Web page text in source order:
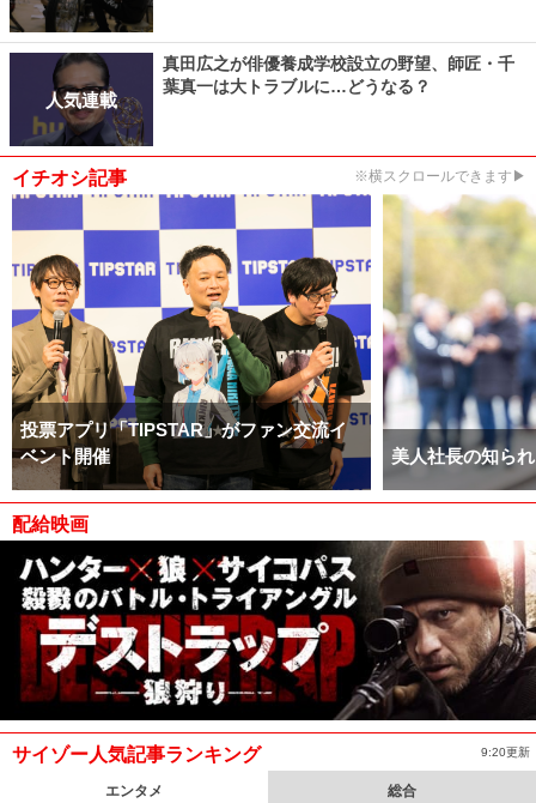
人気連載
真田広之が俳優養成学校設立の野望、師匠・千
葉真一は大トラブルに…どうなる？
イチオシ記事 ※横スクロールできます▶
投票アプリ「TIPSTAR」がファン交流イ
ベント開催
美人社長の知ら
配給映画
サイゾー人気記事ランキング 9:20更新
エンタメ 総合